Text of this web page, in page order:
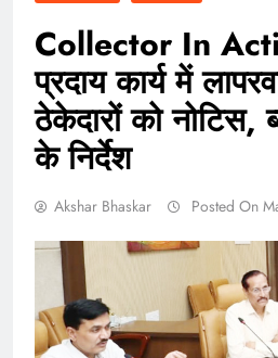
Collector In
प्रदाय कार्य में
ठेकेदारों को
के निर्देश
Akshar Bhaskar Posted On